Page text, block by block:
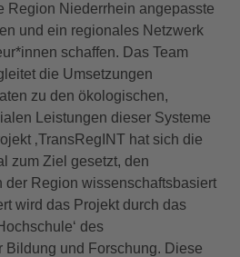
Region Niederrhein angepasste
und ein regionales Netzwerk
schaffen. Das Team
die Umsetzungen
zu den ökologischen,
Leistungen dieser Systeme
‚TransRegINT hat sich die
zum Ziel gesetzt, den
der Region wissenschaftsbasiert
wird das Projekt durch das
des
Bildung und Forschung. Diese